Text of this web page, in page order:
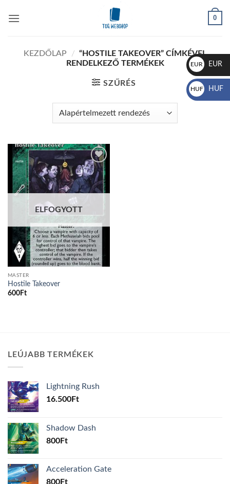
0
KEZDŐLAP / “HOSTILE TAKEOVER” CÍMKÉVEL
RENDELKEZŐ TERMÉKEK
SZŰRÉS
Add to
wishlist
ELFOGYOTT
MASTER
Hostile Takeover
600Ft
LEÚJABB TERMÉKEK
Lightning Rush
16.500Ft
Shadow Dash
800Ft
Acceleration Gate
800Ft
EUR
€
EUR
HUF
Ft
HUF